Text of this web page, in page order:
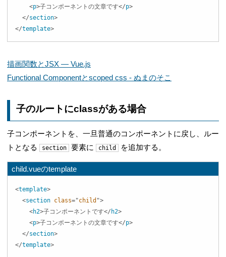
<p>子コンポーネントの文章です</p>
</section>
</template>
描画関数とJSX — Vue.js
Functional Componentとscoped css - ぬまのそこ
子のルートにclassがある場合
子コンポーネントを、一旦普通のコンポーネントに戻し、ルー
トとなる
section 要素に child を追加する。
child.vueのtemplate
<template>
<section class="child ">
<h2>子コンポーネントです</ h2>
<p>子コンポーネントの文章です</p>
</section>
</template>